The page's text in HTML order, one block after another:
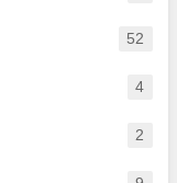
52
4
2